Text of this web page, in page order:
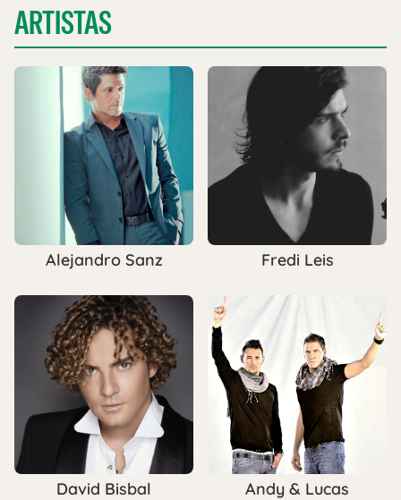
ARTISTAS
Alejandro Sanz Fredi Leis
David Bisbal Andy & Lucas